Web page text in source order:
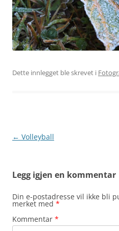
Dette innlegget ble skrevet i
Innleggsnavigasjon
← Volleyball
Legg igjen en kommentar
Din e-postadresse vil ikke bli
merket med *
Kommentar *